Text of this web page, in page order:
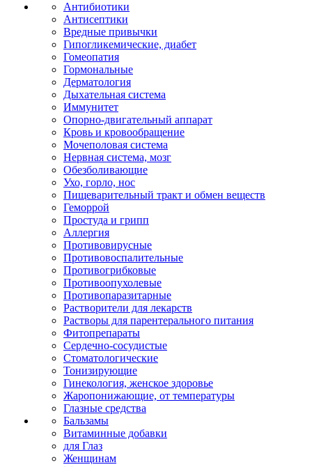
Антибиотики
Антисептики
Вредные привычки
Гипогликемические, диабет
Гомеопатия
Гормональные
Дерматология
Дыхательная система
Иммунитет
Опорно-двигательный аппарат
Кровь и кровообращение
Мочеполовая система
Нервная система, мозг
Обезболивающие
Ухо, горло, нос
Пищеварительный тракт и обмен веществ
Геморрой
Простуда и грипп
Аллергия
Противовирусные
Противовоспалительные
Противогрибковые
Противоопухолевые
Противопаразитарные
Растворители для лекарств
Растворы для парентерального питания
Фитопрепараты
Сердечно-сосудистые
Стоматологические
Тонизирующие
Гинекология, женское здоровье
Жаропонижающие, от температуры
Глазные средства
Бальзамы
Витаминные добавки
для Глаз
Женщинам